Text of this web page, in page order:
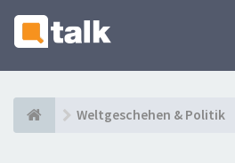
Weltgeschehen & Politik